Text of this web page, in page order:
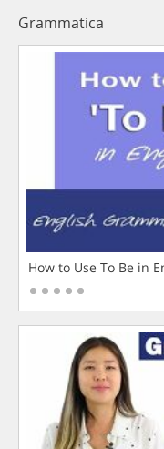
Grammatica
How to Use To Be in